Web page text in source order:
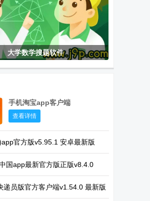
大学数学搜题软件
手机淘宝app客户端
查看详情
官方版v5.95.1 安卓最新版
国app最新官方版正版v8.4.0
递员版官方客户端v1.54.0 最新版